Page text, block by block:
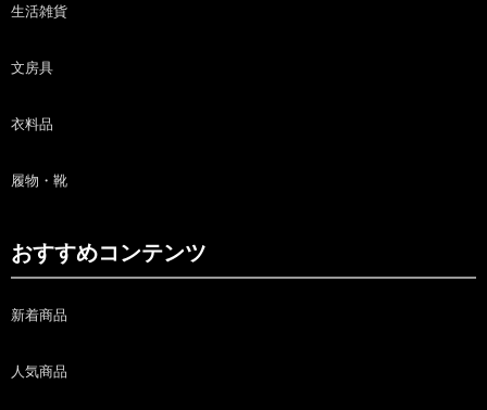
生活雑貨
文房具
衣料品
履物・靴
おすすめコンテンツ
新着商品
人気商品